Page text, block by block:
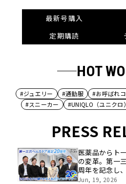
最新号購入
定期購読
HOT
#ジュエリー #通勤服 #お呼ばれ
#スニーカー
#UNIQLO（ユニクロ）
PRESS
医薬品からト
の変革。第一
周年を記念し
挑戦の舞台や
Jun, 19, 2026